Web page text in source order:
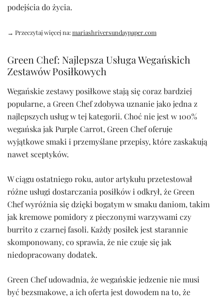
podejścia do życia.
→ Przeczytaj więcej na:mariashriversundaypaper.com
Green Chef: Najlepsza Usługa Wegańskich
Zestawów Posiłkowych
Wegańskie zestawy posiłkowe stają się coraz bardziej
popularne, a Green Chef zdobywa uznanie jako jedna z
najlepszych usług w tej kategorii. Choć nie jest w 100%
wegańska jak Purple Carrot, Green Chef oferuje
wyjątkowe smaki i przemyślane przepisy, które zaskakują
nawet sceptyków.
W ciągu ostatniego roku, autor artykułu przetestował
różne usługi dostarczania posiłków i odkrył, że Green
Chef wyróżnia się dzięki bogatym w smaku daniom, takim
jak kremowe pomidory z pieczonymi warzywami czy
burrito z czarnej fasoli. Każdy posiłek jest starannie
skomponowany, co sprawia, że nie czuje się jak
niedopracowany dodatek.
Green Chef udowadnia, że wegańskie jedzenie nie musi
być bezsmakowe, a ich oferta jest dowodem na to, że